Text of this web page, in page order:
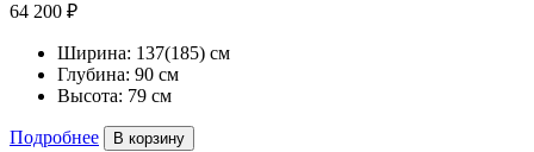
64 200 ₽
Ширина: 137(185) см
Глубина: 90 см
Высота: 79 см
Подробнее В корзину